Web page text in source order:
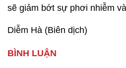
sẽ giảm bớt sự phơi nhiễm
Diễm Hà (Biên dịch)